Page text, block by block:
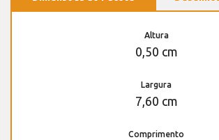
Altura
0,50 cm
Largura
7,60 cm
Comprimento